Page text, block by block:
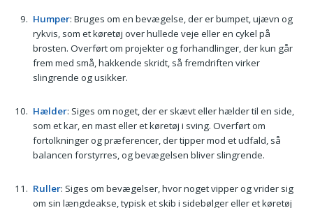
Humper: Bruges om en bevægelse, der er bumpet, ujævn og
rykvis, som et køretøj over hullede veje eller en cykel på
brosten. Overført om projekter og forhandlinger, der kun går
frem med små, hakkende skridt, så fremdriften virker
slingrende og usikker.
Hælder: Siges om noget, der er skævt eller hælder til en side,
som et kar, en mast eller et køretøj i sving. Overført om
fortolkninger og præferencer, der tipper mod et udfald, så
balancen forstyrres, og bevægelsen bliver slingrende.
Ruller: Siges om bevægelser, hvor noget vipper og vrider sig
om sin længdeakse, typisk et skib i sidebølger eller et køretøj